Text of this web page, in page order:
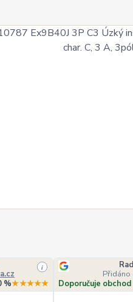
i
%★★★★★
Přidáno
Doporučuje obchod